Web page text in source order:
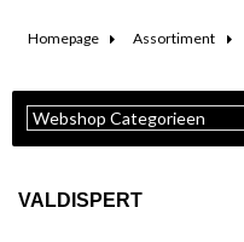
Homepage Assortiment
VALDISPERT